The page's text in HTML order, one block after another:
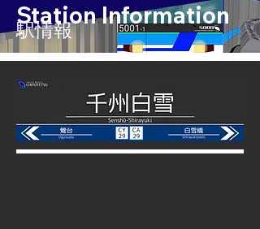
Station Information
​駅情報